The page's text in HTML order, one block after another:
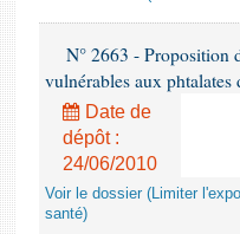
N° 2663 - Proposition
vulnérables aux phtalates
Date de
dépôt :
24/06/2010
Voir le dossier (Limiter
santé)